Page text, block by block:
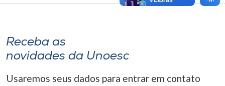
Receba as
novidades da Unoesc
Usaremos seus dados para entrar em contato